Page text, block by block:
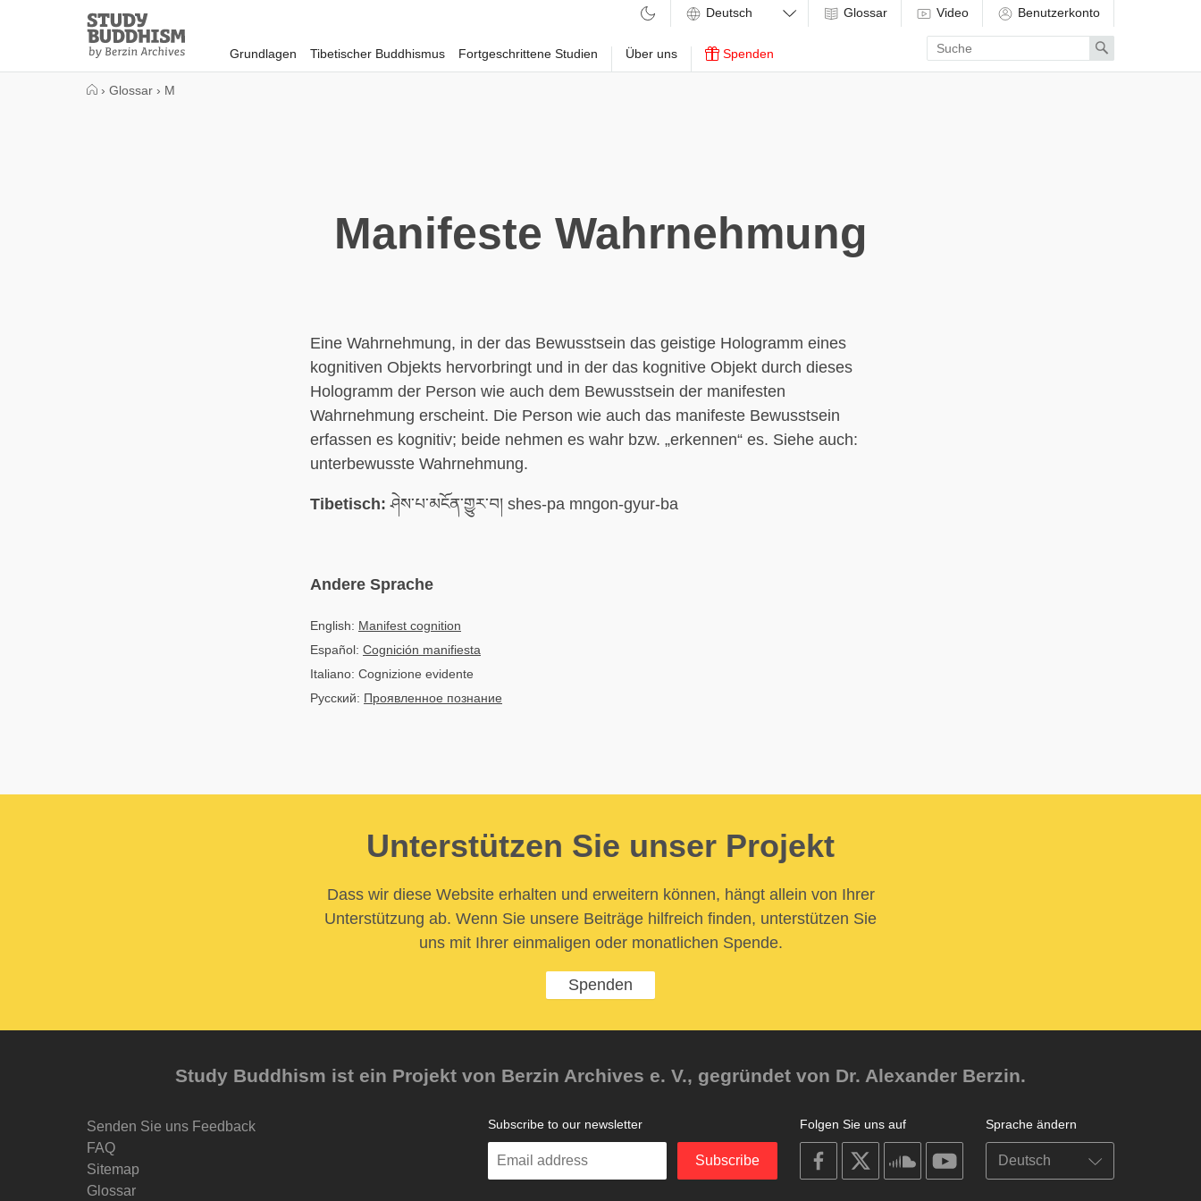
Study
Buddhism
Home
Grundlagen Tibetischer Buddhismus Fortgeschrittene Studien Über uns Spenden
Glossar Video Benutzerkonto
Enter
search
term
Search
› Glossar › M
Manifeste Wahrnehmung
Eine Wahrnehmung, in der das Bewusstsein das geistige Hologramm eines
kognitiven Objekts hervorbringt und in der das kognitive Objekt durch dieses
Hologramm der Person wie auch dem Bewusstsein der manifesten
Wahrnehmung erscheint. Die Person wie auch das manifeste Bewusstsein
erfassen es kognitiv; beide nehmen es wahr bzw. „erkennen“ es. Siehe auch:
unterbewusste Wahrnehmung.
Tibetisch: ཤེས་པ་མངོན་གྱུར་བ། shes-pa mngon-gyur-ba
Andere Sprache
English: Manifest cognition
Español: Cognición manifiesta
Italiano: Cognizione evidente
Русский: Проявленное познание
Unterstützen Sie unser Projekt
Dass wir diese Website erhalten und erweitern können, hängt allein von Ihrer
Unterstützung ab. Wenn Sie unsere Beiträge hilfreich finden, unterstützen Sie
uns mit Ihrer einmaligen oder monatlichen Spende.
Spenden
Study Buddhism ist ein Projekt von Berzin Archives e. V., gegründet von Dr. Alexander Berzin.
Senden Sie uns Feedback
FAQ
Sitemap
Glossar
Sprache ändern
Folgen Sie uns auf
on
facebook
on
on
soundcloudyoutube
Subscribe to our newsletter
Enter
Subscribe